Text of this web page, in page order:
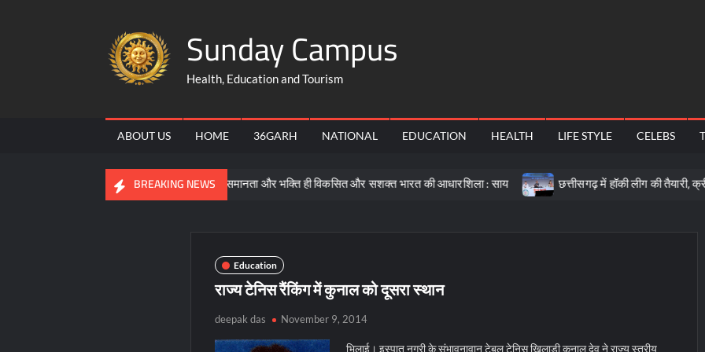
Sunday Campus
Health, Education and Tourism
ABOUT US HOME 36GARH NATIONAL EDUCATION HEALTH LIFE STYLE CELEBS
BREAKING NEWS
समरसता, समानता और भक्ति ही विकसित और सशक्त भारत की आधारशिला : साय छत्तीसगढ़ में हॉकी लीग की तैयारी, क्रीड़ा
Education
राज्य टेनिस रैंकिंग में कुनाल को दूसरा स्थान
deepak das November 9, 2014
भिलाई। इस्पात नगरी के संभावनावान टेबल टेनिस खिलाड़ी कुनाल देव ने राज्य स्तरीय